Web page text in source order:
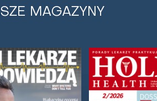
- innowacyjne narzędzie
stworzyli miniaturową platformę do
To może być przełom w terapii
MAGAZYNY